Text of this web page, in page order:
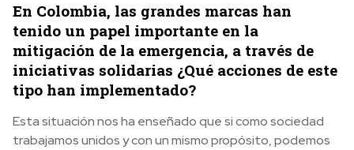
En Colombia, las grandes marcas han
tenido un papel importante en la
mitigación de la emergencia, a través de
iniciativas solidarias ¿Qué acciones de este
tipo han implementado?
Esta situación nos ha enseñado que si como sociedad
trabajamos unidos y con un mismo propósito, podemos